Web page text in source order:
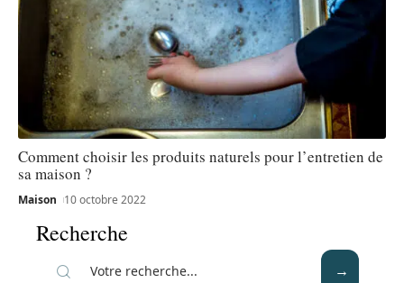
Comment choisir les produits naturels pour l’entretien de
sa maison ?
Maison 10 octobre 2022
Recherche